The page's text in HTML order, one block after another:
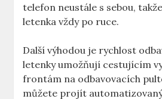
telefon neustále s sebou,
letenka vždy po ruce.
Další výhodou je rychlost
letenky umožňují cestujícím
frontám na odbavovacích
můžete projít